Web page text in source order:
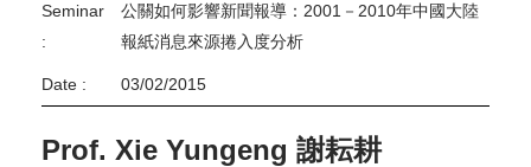
Seminar
:
公關如何影響新聞報導：2001－2010年中國大陸
報紙消息來源捲入度分析
Date : 03/02/2015
Prof. Xie Yungeng 謝耘耕